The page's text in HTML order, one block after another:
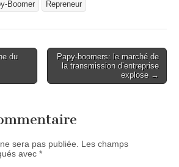
Boomer Repreneur
du
Papy-boomers: le marché de
la transmission d’entreprise
explose →
sera pas publiée.
Les champs
avec *